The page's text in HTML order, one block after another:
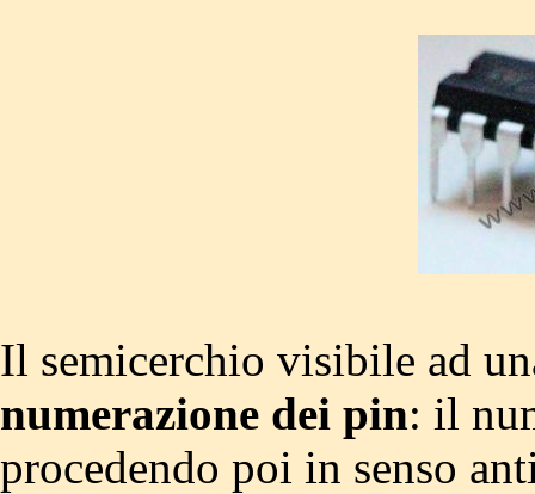
Il semicerchio visibile ad
numerazione dei pin: il
procedendo poi in senso